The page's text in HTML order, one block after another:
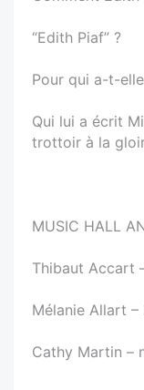
“Edith Piaf” ?
Pour qui a-t-
Qui lui a écrit
trottoir à la
MUSIC HALL
Thibaut Accart
Mélanie Allart –
Cathy Martin –